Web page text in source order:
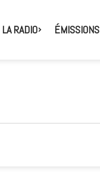
LA RADIO ÉMISSIONS